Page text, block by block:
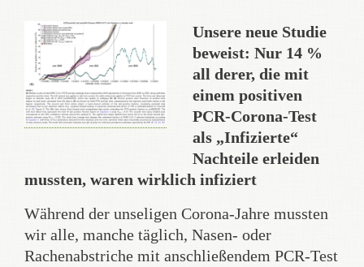
Unsere neue Studie
beweist: Nur 14 %
all derer, die mit
einem positiven
PCR-Corona-Test
als „Infizierte“
Nachteile erleiden
mussten, waren wirklich infiziert
Während der unseligen Corona-Jahre mussten
wir alle, manche täglich, Nasen- oder
Rachenabstriche mit anschließendem PCR-Test